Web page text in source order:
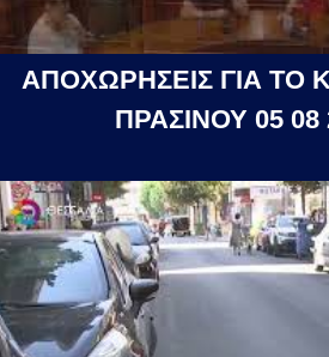
ΑΠΟΧΩΡΗΣΕΙΣ ΓΙΑ ΤΟ
ΠΡΑΣΙΝΟΥ 05 08